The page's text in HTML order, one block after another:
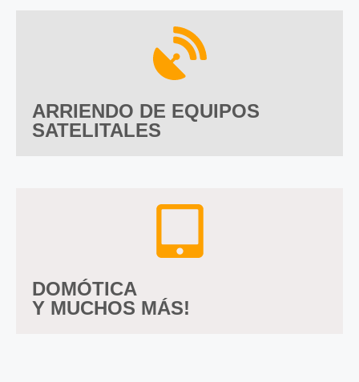
ARRIENDO DE EQUIPOS
SATELITALES
DOMÓTICA
Y MUCHOS MÁS!